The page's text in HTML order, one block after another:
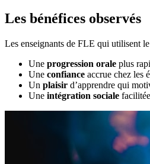
Les bénéfices observés
Les enseignants de FLE qui utilisent
Une progression orale plus
Une confiance accrue chez les
Un plaisir d’apprendre qui
Une intégration sociale